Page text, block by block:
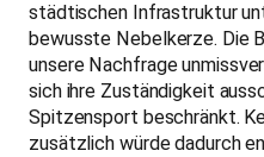
städtischen Infrastruktur
bewusste Nebelkerze. Die
unsere Nachfrage
sich ihre Zuständigkeit
Spitzensport beschränkt.
zusätzlich würde dadurch